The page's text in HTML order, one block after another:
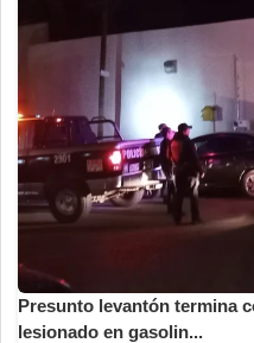
Presunto levantón termina
lesionado en gasolin...